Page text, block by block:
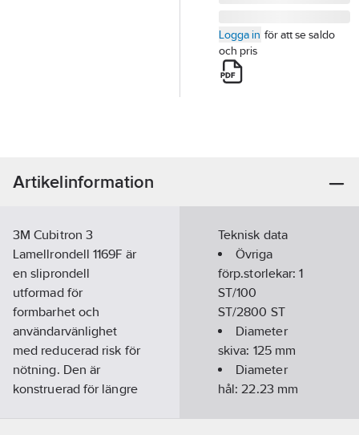
Logga in för att se saldo
och pris
Artikelinformation
3M Cubitron 3
Lamellrondell 1169F är
en sliprondell
utformad för
formbarhet och
användarvänlighet
med reducerad risk för
nötning. Den är
konstruerad för längre
Teknisk data
Övriga
förp.storlekar:1
ST/100
ST/2800 ST
Diameter
skiva: 125mm
Diameter
hål:22.23mm